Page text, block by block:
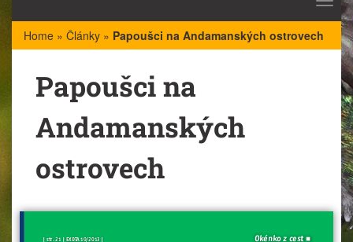
Home » Články » Papoušci na Andamanských ostrovech
Papoušci na
Andamanských
ostrovech